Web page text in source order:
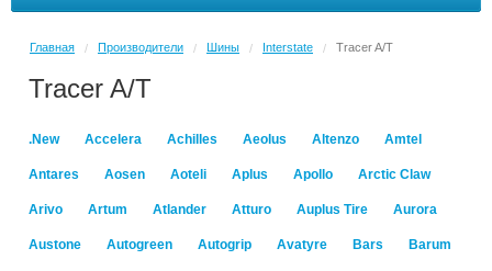
Главная / Производители / Шины / Interstate / Tracer A/T
Tracer A/T
.New Accelera Achilles Aeolus Altenzo Amtel
Antares Aosen Aoteli Aplus Apollo Arctic Claw
Arivo Artum Atlander Atturo Auplus Tire Aurora
Austone Autogreen Autogrip Avatyre Bars Barum